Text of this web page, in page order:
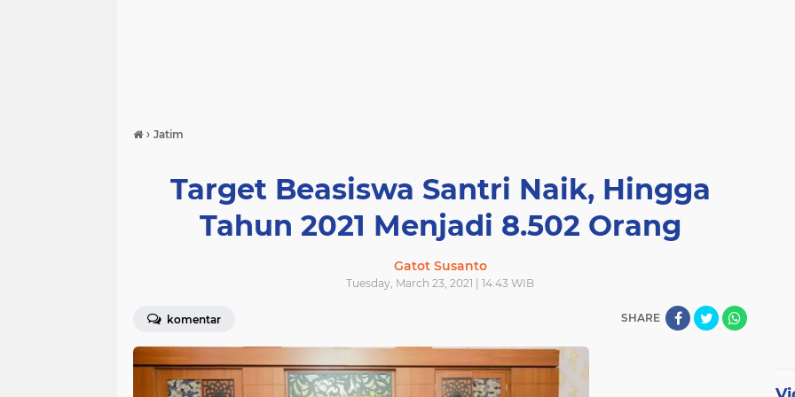
› Jatim
Target Beasiswa Santri Naik, Hingga
Tahun 2021 Menjadi 8.502 Orang
Gatot Susanto
Tuesday, March 23, 2021 | 14:43 WIB
komentar SHARE